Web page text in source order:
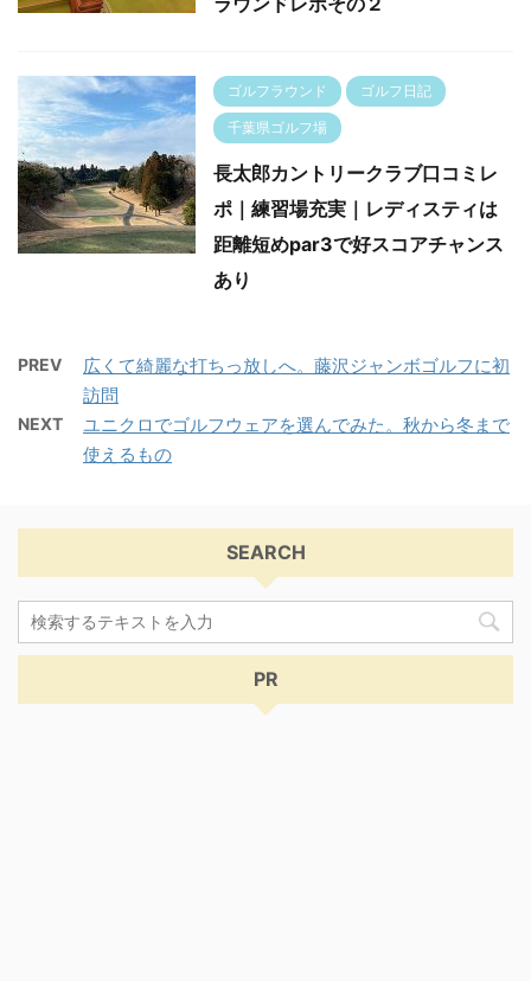
ゴルフラウンド ゴルフ日記
千葉県ゴルフ場
長太郎カントリークラブ口コミレ
ポ｜練習場充実｜レディスティは
距離短めpar3で好スコアチャンス
あり
PREV
広くて綺麗な打ちっ放しへ。藤沢ジャンボゴルフに初
訪問
NEXT
ユニクロでゴルフウェアを選んでみた。秋から冬まで
使えるもの
SEARCH
PR